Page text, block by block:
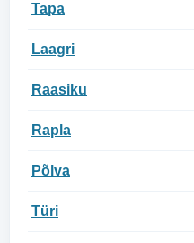
Tapa
Laagri
Raasiku
Rapla
Põlva
Türi